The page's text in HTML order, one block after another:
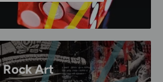
Rock Art